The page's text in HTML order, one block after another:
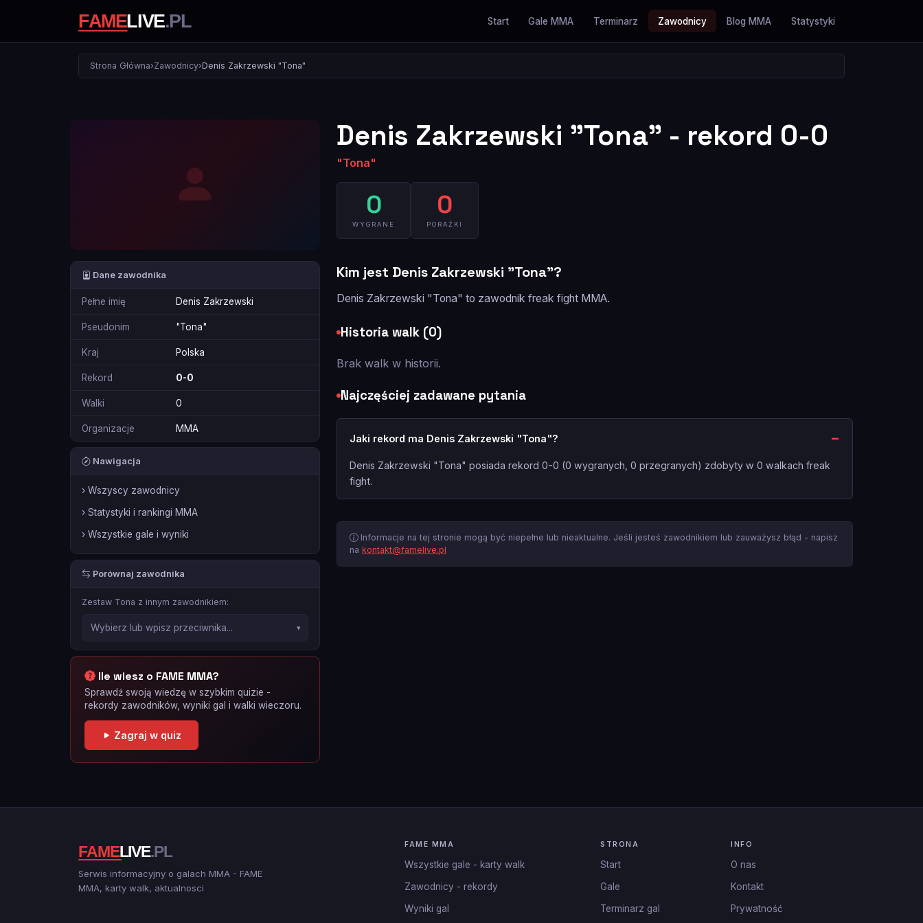
Start Gale MMA Terminarz Zawodnicy Blog MMA Statystyki
Strona Główna›Zawodnicy›Denis Zakrzewski "Tona"
Dane zawodnika
Pełne imię Denis Zakrzewski
Pseudonim "Tona"
Kraj Polska
Rekord 0-0
Walki 0
Organizacje MMA
Nawigacja
› Wszyscy zawodnicy
› Statystyki i rankingi MMA
› Wszystkie gale i wyniki
Porównaj zawodnika
Zestaw Tona z innym zawodnikiem:
Ile wiesz o FAME MMA?
Sprawdź swoją wiedzę w szybkim quizie -
rekordy zawodników, wyniki gal i walki wieczoru.
Zagraj w quiz
Denis Zakrzewski "Tona" - rekord 0-0
"Tona"
0
WYGRANE
0
PORAŻKI
Kim jest Denis Zakrzewski "Tona"?
Denis Zakrzewski "Tona" to zawodnik freak fight MMA.
Historia walk (0)
Brak walk w historii.
Najczęściej zadawane pytania
Jaki rekord ma Denis Zakrzewski "Tona"?
Denis Zakrzewski "Tona" posiada rekord 0-0 (0 wygranych, 0 przegranych) zdobyty w 0 walkach freak
fight.
Informacje na tej stronie mogą być niepełne lub nieaktualne. Jeśli jesteś zawodnikiem lub zauważysz błąd - napisz
na kontakt@famelive.pl
Serwis informacyjny o galach MMA - FAME
MMA, karty walk, aktualnosci
FAME MMA
Wszystkie gale - karty walk
Zawodnicy - rekordy
Wyniki gal
STRONA
Start
Gale
Terminarz gal
INFO
O nas
Kontakt
Prywatność